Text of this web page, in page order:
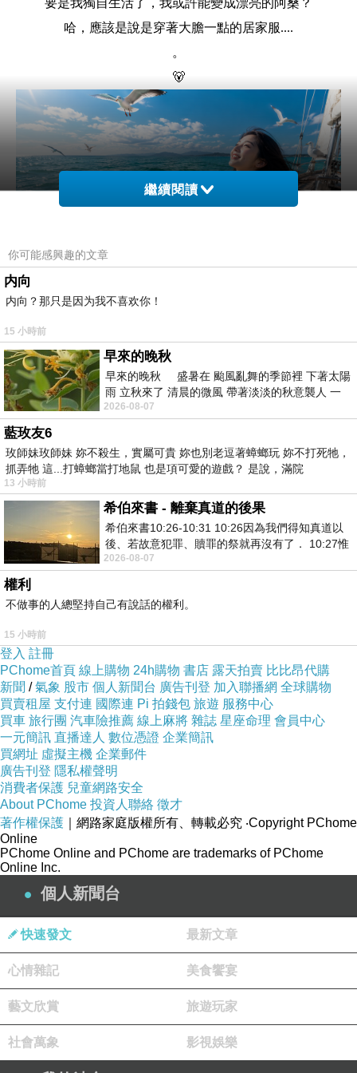
要是我獨自生活了，我或許能變成漂亮的阿桑？
哈，應該是說是穿著大膽一點的居家服....
。
🐻
鷗是乘風破浪....
因為我一直嫌棄兩個胸墊很醜！
然而我怎麼改就是無法生圖。
系統會一直判定太過情色感。
...
一定是太多噁男這樣創圖是導致ai創圖是限制變得很有
了！
我要這樣想！
上一篇：
下一篇：….
繼續閱讀
你可能感興趣的文章
内向
内向？那只是因为我不喜欢你！
15 小時前
早來的晚秋
早來的晚秋 盛暑在 颱風亂舞的季節裡 下著太陽
雨 立秋來了 清晨的微風 帶著淡淡的秋意襲人 一
下子 又被赤
2026-08-07
藍玫友6
玫師妹玫師妹 妳不殺生，實屬可貴 妳也別老逗著蟑螂玩 妳不打死牠，
抓弄牠 這...打蟑螂當打地鼠 也是項可愛的遊戲？ 是說，滿院
13 小時前
希伯來書 - 離棄真道的後果
希伯來書10:26-10:31 10:26因為我們得知真道以
後、若故意犯罪、贖罪的祭就再沒有了． 10:27惟
有戰懼等候審判和那燒滅眾敵人的烈火
2026-08-07
權利
不做事的人總堅持自己有說話的權利。
15 小時前
登入 註冊
PChome首頁 線上購物 24h購物 書店 露天拍賣 比比昂代購
新聞 /氣象 股市 個人新聞台 廣告刊登 加入聯播網 全球購物
買賣租屋 支付連 國際連 Pi 拍錢包 旅遊 服務中心
買車 旅行團 汽車險推薦 線上麻將 雜誌 星座命理 會員中心
一元簡訊 直播達人 數位憑證 企業簡訊
買網址 虛擬主機 企業郵件
廣告刊登 隱私權聲明
消費者保護 兒童網路安全
About PChome 投資人聯絡 徵才
著作權保護 ｜網路家庭版權所有、轉載必究 ‧Copyright PChome
Online
PChome Online and PChome are trademarks of PChome
Online Inc.
個人新聞台
快速發文 最新文章
心情雜記 美食饗宴
藝文欣賞 旅遊玩家
社會萬象 影視娛樂